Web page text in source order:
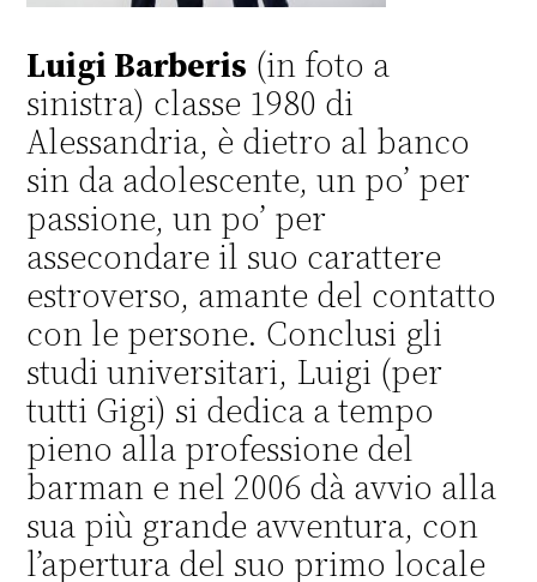
Luigi Barberis (in foto a
sinistra) classe 1980 di
Alessandria, è dietro al banco
sin da adolescente, un po’ per
passione, un po’ per
assecondare il suo carattere
estroverso, amante del contatto
con le persone. Conclusi gli
studi universitari, Luigi (per
tutti Gigi) si dedica a tempo
pieno alla professione del
barman e nel 2006 dà avvio alla
sua più grande avventura, con
l’apertura del suo primo locale